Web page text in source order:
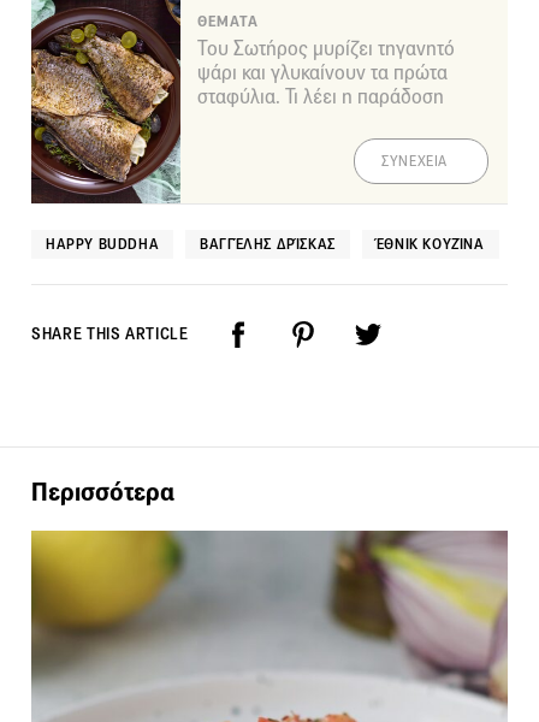
ΘΕΜΑΤΑ
Του Σωτήρος μυρίζει τηγανητό
ψάρι και γλυκαίνουν τα πρώτα
σταφύλια. Τι λέει η παράδοση
ΣΥΝΕΧΕΙΑ
HAPPY BUDDHA ΒΑΓΓΈΛΗΣ ΔΡΊΣΚΑΣ ΈΘΝΙΚ ΚΟΥΖΊΝΑ
SHARE THIS ARTICLE
Περισσότερα